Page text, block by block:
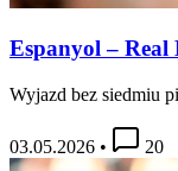
Espanyol – Real
Wyjazd bez siedmiu
03.05.2026 • 20